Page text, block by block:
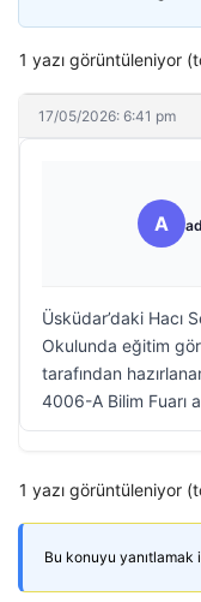
1 yazı görüntüleniyor
17/05/2026: 6:41 pm
A
Üsküdar’daki Hacı
Okulunda eğitim
tarafından
4006-A Bilim Fuarı
1 yazı görüntüleniyor
Bu konuyu yanıtlamak